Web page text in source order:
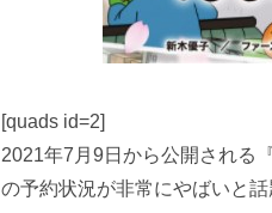
[quads id=2]
2021年7月9日から公開される
の予約状況が非常にやばいと話